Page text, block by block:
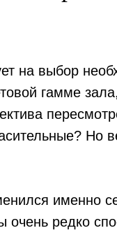
на выбор
гамме
Но
именно
очень редко